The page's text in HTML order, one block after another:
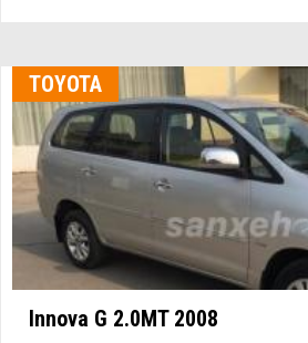
TOYOTA
Innova G 2.0MT 2008